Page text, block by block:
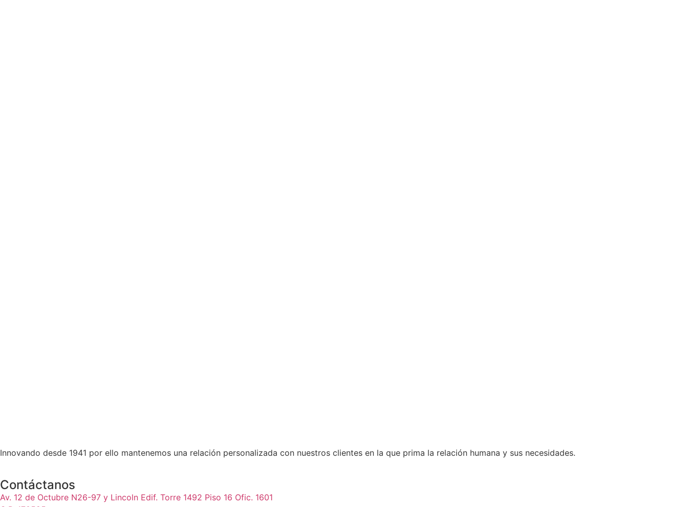
Innovando desde 1941 por ello mantenemos una relación personalizada con nuestros clientes en la que prima la relación humana y sus necesidades.
Contáctanos
Av. 12 de Octubre N26-97 y Lincoln Edif. Torre 1492 Piso 16 Ofic. 1601